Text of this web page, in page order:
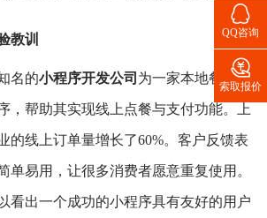
教训
名的小程序开发公司 为一家本地餐饮企
，帮助其实现线上点餐与支付功能。上
的线上订单量增长了60%。客户反馈表
单易用，让很多消费者愿意重复使用。
看出一个成功的小程序具有友好的用户

QQ咨询

索取报价